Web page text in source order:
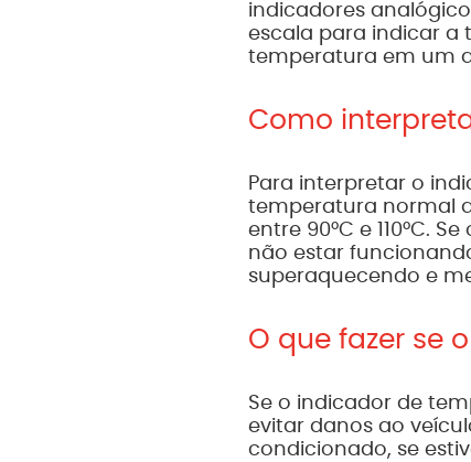
indicadores
escala para indicar a
temperatura em um
Como
Para interpretar o
temperatura normal
entre 90°C e 110°C.
não estar
superaquecendo e
O que fazer se
Se o indicador de
evitar danos ao
condicionado, se